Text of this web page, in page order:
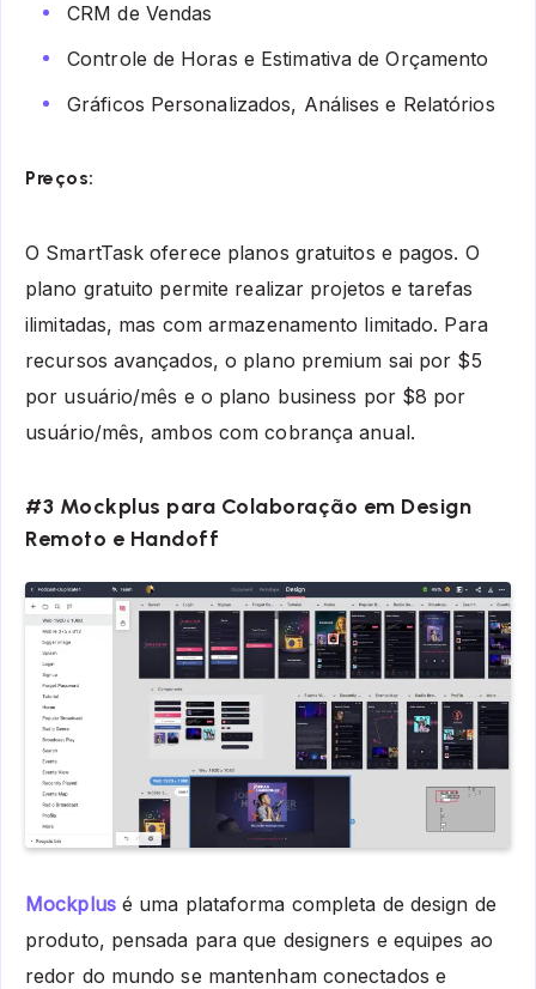
CRM de Vendas
Controle de Horas e Estimativa de Orçamento
Gráficos Personalizados, Análises e Relatórios
Preços:
O SmartTask oferece planos gratuitos e pagos. O
plano gratuito permite realizar projetos e tarefas
ilimitadas, mas com armazenamento limitado. Para
recursos avançados, o plano premium sai por $5
por usuário/mês e o plano business por $8 por
usuário/mês, ambos com cobrança anual.
#3 Mockplus para Colaboração em Design
Remoto e Handoff
Mockplusé uma plataforma completa de design de
produto, pensada para que designers e equipes ao
redor do mundo se mantenham conectados e